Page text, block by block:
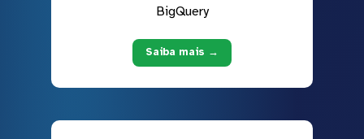
BigQuery
Saiba mais →